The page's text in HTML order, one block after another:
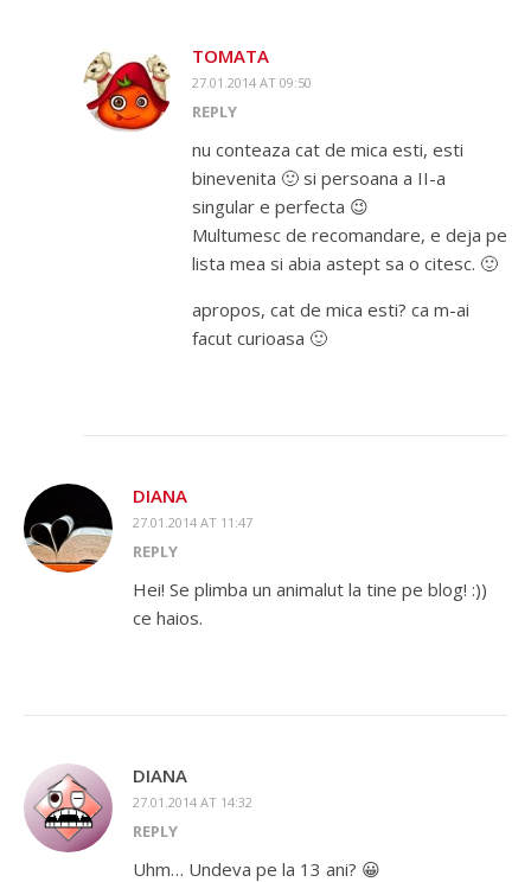
TOMATA
27.01.2014 AT 09:50
REPLY
nu conteaza cat de mica esti, esti
binevenita 🙂 si persoana a II-a
singular e perfecta 😉
Multumesc de recomandare, e deja pe
lista mea si abia astept sa o citesc. 🙂
apropos, cat de mica esti? ca m-ai
facut curioasa 🙂
DIANA
27.01.2014 AT 11:47
REPLY
Hei! Se plimba un animalut la tine pe blog! :))
ce haios.
DIANA
27.01.2014 AT 14:32
REPLY
Uhm… Undeva pe la 13 ani? 😀